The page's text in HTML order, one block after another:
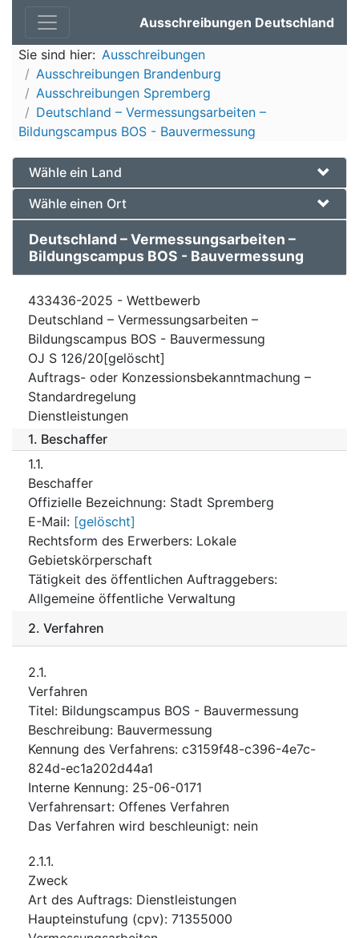
Ausschreibungen Deutschland
Sie sind hier: Ausschreibungen
Ausschreibungen Brandenburg
Ausschreibungen Spremberg
Deutschland – Vermessungsarbeiten –
Bildungscampus BOS - Bauvermessung
Wähle ein Land
Wähle einen Ort
Deutschland – Vermessungsarbeiten –
Bildungscampus BOS - Bauvermessung
433436-2025 - Wettbewerb
Deutschland – Vermessungsarbeiten –
Bildungscampus BOS - Bauvermessung
OJ S 126/20[gelöscht]
Auftrags- oder Konzessionsbekanntmachung –
Standardregelung
Dienstleistungen
1. Beschaffer
1.1.
Beschaffer
Offizielle Bezeichnung: Stadt Spremberg
E-Mail: [gelöscht]
Rechtsform des Erwerbers: Lokale
Gebietskörperschaft
Tätigkeit des öffentlichen Auftraggebers:
Allgemeine öffentliche Verwaltung
2. Verfahren
2.1.
Verfahren
Titel: Bildungscampus BOS - Bauvermessung
Beschreibung: Bauvermessung
Kennung des Verfahrens: c3159f48-c396-4e7c-
824d-ec1a202d44a1
Interne Kennung: 25-06-0171
Verfahrensart: Offenes Verfahren
Das Verfahren wird beschleunigt: nein
2.1.1.
Zweck
Art des Auftrags: Dienstleistungen
Haupteinstufung (cpv): 71355000